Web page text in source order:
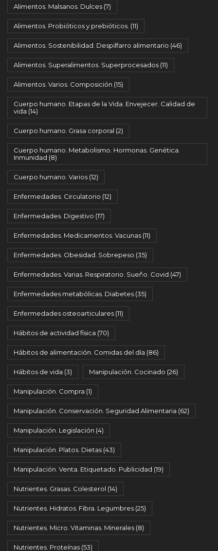
Alimentos. Malsanos. Dulces (7)
Alimentos. Probióticos y prebióticos. (11)
Alimentos. Sostenibilidad. Despilfarro alimentario (46)
Alimentos. Superalimentos. Superprocesados (11)
Alimentos. Varios. Composición (15)
Cuerpo humano. Etapas de la Vida. Envejecer. Calidad de
vida (14)
Cuerpo humano. Grasa corporal (2)
Cuerpo humano. Metabolismo. Hormonas. Genética.
Inmunidad (8)
Cuerpo humano. Varios (12)
Enfermedades. Circulatorio (12)
Enfermedades. Digestivo (17)
Enfermedades. Medicamentos. Vacunas (11)
Enfermedades. Obesidad. Sobrepeso (35)
Enfermedades. Varias. Respiratorio. Sueño. Covid (47)
Enfermedades metabólicas. Diabetes (35)
Enfermedades osteoarticulares (11)
Hábitos de actividad física (70)
Hábitos de alimentación. Comidas del día (86)
Hábitos de vida (3) Manipulación. Cocinado (26)
Manipulación. Compra (1)
Manipulación. Conservación. Seguridad Alimentaria (62)
Manipulación. Legislación (4)
Manipulación. Platos. Dietas (43)
Manipulación. Venta. Etiquetado. Publicidad (19)
Nutrientes. Grasas. Colesterol (14)
Nutrientes. Hidratos. Fibra. Legumbres (25)
Nutrientes. Micro. Vitaminas. Minerales (8)
Nutrientes. Proteínas (53)